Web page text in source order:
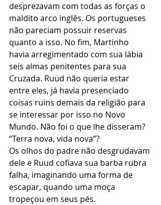
desprezavam com todas as forças o
maldito arco inglês. Os portugueses
não pareciam possuir reservas
quanto a isso. No fim, Martinho
havia arregimentado com sua lábia
seis almas penitentes para sua
Cruzada. Ruud não queria estar
entre eles, já havia presenciado
coisas ruins demais da religião para
se interessar por isso no Novo
Mundo. Não foi o que lhe disseram?
“Terra nova, vida nova”?
Os olhos do padre não desgrudavam
dele e Ruud cofiava sua barba rubra
falha, imaginando uma forma de
escapar, quando uma moça
tropeçou em seus pés.